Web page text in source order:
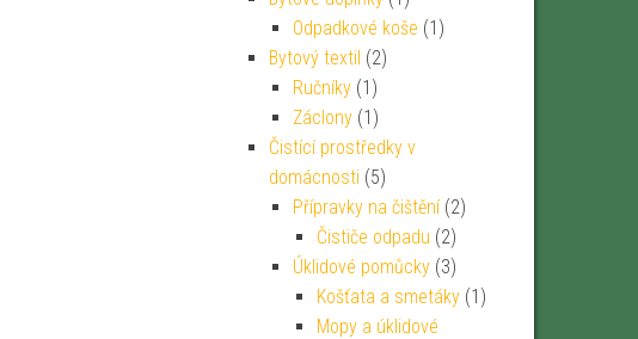
Odpadkové koše (1)
Bytový textil (2)
Ručníky (1)
Záclony (1)
Čistící prostředky v
domácnosti (5)
Přípravky na čištění (2)
Čističe odpadu (2)
Úklidové pomůcky (3)
Košťata a smetáky (1)
Mopy a úklidové